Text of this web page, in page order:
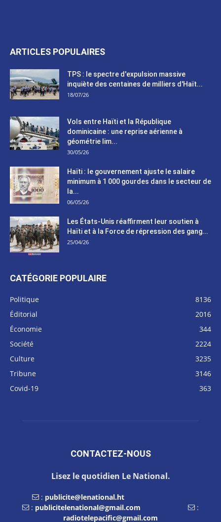
ARTICLES POPULAIRES
TPS : le spectre d'expulsion massive
inquiète des centaines de milliers d'Haït...
18/07/26
Vols entre Haïti et la République
dominicaine : une reprise aérienne à
géométrie lim...
30/05/26
Haïti : le gouvernement ajuste le salaire
minimum à 1 000 gourdes dans le secteur de
la...
06/05/26
Les États-Unis réaffirment leur soutien à
Haïti et à la Force de répression des gang...
25/04/26
CATÉGORIE POPULAIRE
Politique
8136
Éditorial
2016
Économie
344
Société
2224
Culture
3235
Tribune
3146
Covid-19
363
CONTACTEZ-NOUS
Lisez le quotidien Le National.
: publicite@lenational.ht
: publicitelenational@gmail.com
:
radiotelepacific@gmail.com